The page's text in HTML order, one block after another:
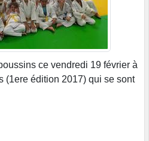
ce vendredi 19 février à
(1ere édition 2017) qui se sont